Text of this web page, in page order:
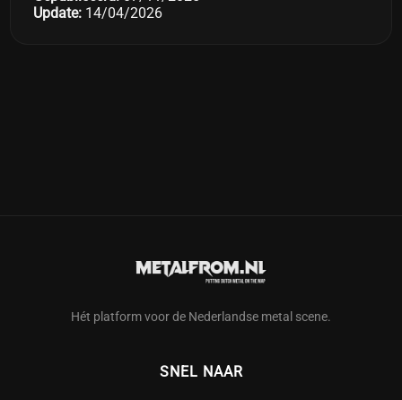
Update: 14/04/2026
Hét platform voor de Nederlandse metal scene.
SNEL NAAR